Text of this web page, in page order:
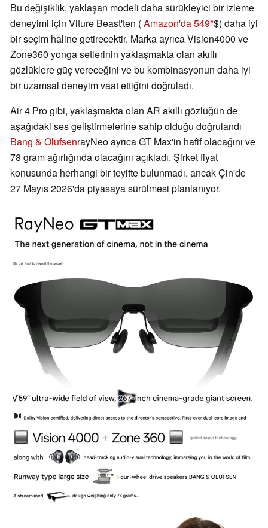
Bu değişiklik, yaklaşan modeli daha sürükleyici bir izleme
deneyimi için Viture Beast'ten (Amazon'da 549 $) daha iyi
bir seçim haline getirecektir. Marka ayrıca Vision4000 ve
Zone360 yonga setlerinin yaklaşmakta olan akıllı
gözlüklere güç vereceğini ve bu kombinasyonun daha iyi
bir uzamsal deneyim vaat ettiğini doğruladı.
Air 4 Pro gibi, yaklaşmakta olan AR akıllı gözlüğün de
aşağıdaki ses geliştirmelerine sahip olduğu doğrulandı
Bang & OlufsenrayNeo ayrıca GT Max'in hafif olacağını ve
78 gram ağırlığında olacağını açıkladı. Şirket fiyat
konusunda herhangi bir teyitte bulunmadı, ancak Çin'de
27 Mayıs 2026'da piyasaya sürülmesi planlanıyor.